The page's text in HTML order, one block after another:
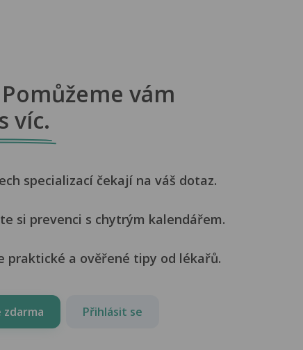
vám
víc.
specializací čekají na váš dotaz.
si prevenci s chytrým kalendářem.
praktické a ověřené tipy od lékařů.
Přihlásit se